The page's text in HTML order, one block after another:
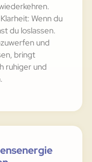
Wenn du
du loslassen.
und
bringt
ruhiger und